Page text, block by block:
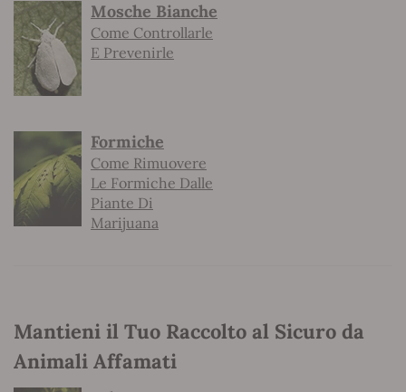
Mosche Bianche
Come Controllarle
E Prevenirle
Formiche
Come Rimuovere
Le Formiche Dalle
Piante Di
Marijuana
Mantieni il Tuo Raccolto al Sicuro da
Animali Affamati